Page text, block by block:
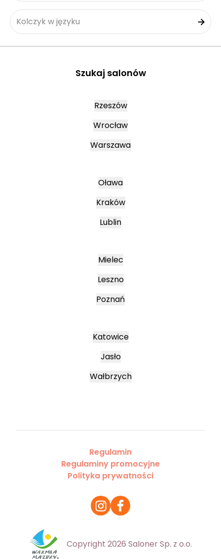
Kolczyk w języku
Szukaj salonów
Rzeszów
Wrocław
Warszawa
Oława
Kraków
Lublin
Mielec
Leszno
Poznań
Katowice
Jasło
Wałbrzych
Regulamin
Regulaminy promocyjne
Polityka prywatności
Copyright 2026 Saloner Sp. z o.o.